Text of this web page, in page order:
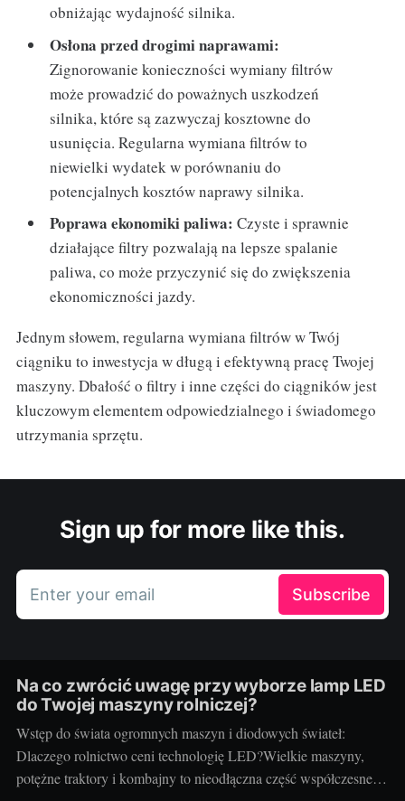
obniżając wydajność silnika.
Osłona przed drogimi naprawami:
Zignorowanie konieczności wymiany filtrów
może prowadzić do poważnych uszkodzeń
silnika, które są zazwyczaj kosztowne do
usunięcia. Regularna wymiana filtrów to
niewielki wydatek w porównaniu do
potencjalnych kosztów naprawy silnika.
Poprawa ekonomiki paliwa: Czyste i sprawnie
działające filtry pozwalają na lepsze spalanie
paliwa, co może przyczynić się do zwiększenia
ekonomiczności jazdy.
Jednym słowem, regularna wymiana filtrów w Twój
ciągniku to inwestycja w długą i efektywną pracę Twojej
maszyny. Dbałość o filtry i inne części do ciągników jest
kluczowym elementem odpowiedzialnego i świadomego
utrzymania sprzętu.
Sign up for more like this.
Enter your email Subscribe
Na co zwrócić uwagę przy wyborze lamp LED
do Twojej maszyny rolniczej?
Wstęp do świata ogromnych maszyn i diodowych świateł:
Dlaczego rolnictwo ceni technologię LED?Wielkie maszyny,
potężne traktory i kombajny to nieodłączna część współczesnego